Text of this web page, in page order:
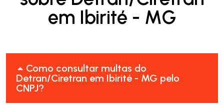
em Ibirité - MG
Como consultar multas do
Detran/Ciretran em Ibirité - MG pelo
CNPJ?